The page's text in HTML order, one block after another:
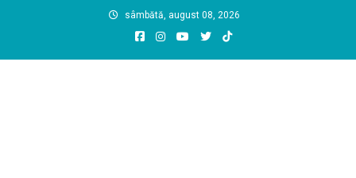
sâmbătă, august 08, 2026